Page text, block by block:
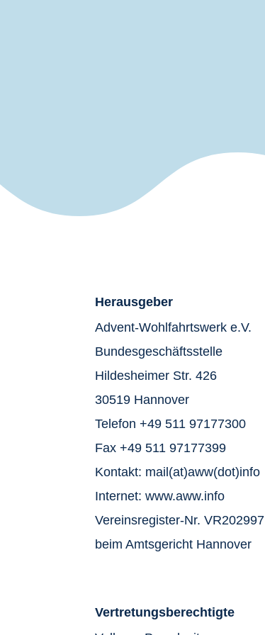
Herausgeber
Advent-Wohlfahrtswerk e.V.
Bundesgeschäftsstelle
Hildesheimer Str. 426
30519 Hannover
Telefon +49 511 97177300
Fax +49 511 97177399
Kontakt: mail(at)aww(dot)info
Internet: www.aww.info
Vereinsregister-Nr. VR202997
beim Amtsgericht Hannover
Vertretungsberechtigte